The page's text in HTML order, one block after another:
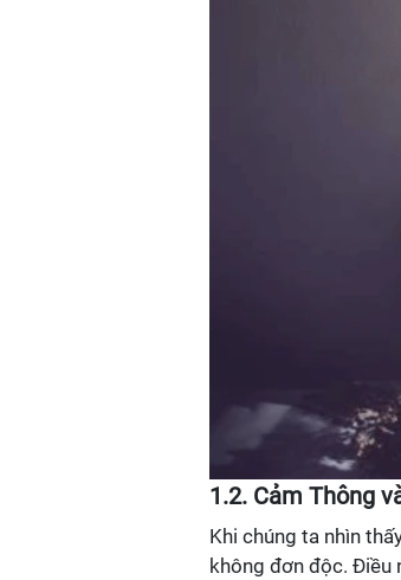
1.2. Cảm Thông
Khi chúng ta nhìn
không đơn độc. Điều